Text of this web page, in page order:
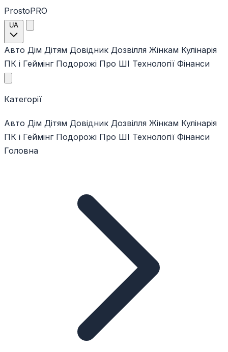
ProstoPRO
UA
Авто Дім Дітям Довідник Дозвілля Жінкам Кулінарія
ПК і Геймінг Подорожі Про ШІ Технології Фінанси
Категорії
Авто Дім Дітям Довідник Дозвілля Жінкам Кулінарія
ПК і Геймінг Подорожі Про ШІ Технології Фінанси
Головна